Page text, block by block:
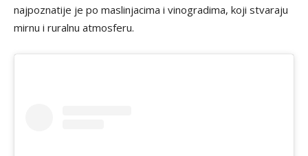
najpoznatije je po maslinjacima i vinogradima, koji stvaraju
mirnu i ruralnu atmosferu.